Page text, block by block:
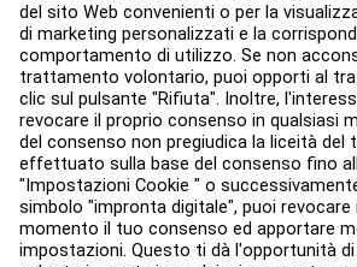
Hub per l'istruzione
Circa
Trova un distributore
Trova un negozio
Legale
Accessibilità